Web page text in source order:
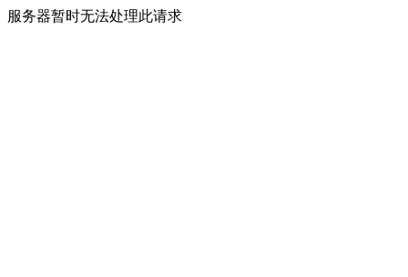
服务器暂时无法处理此请求